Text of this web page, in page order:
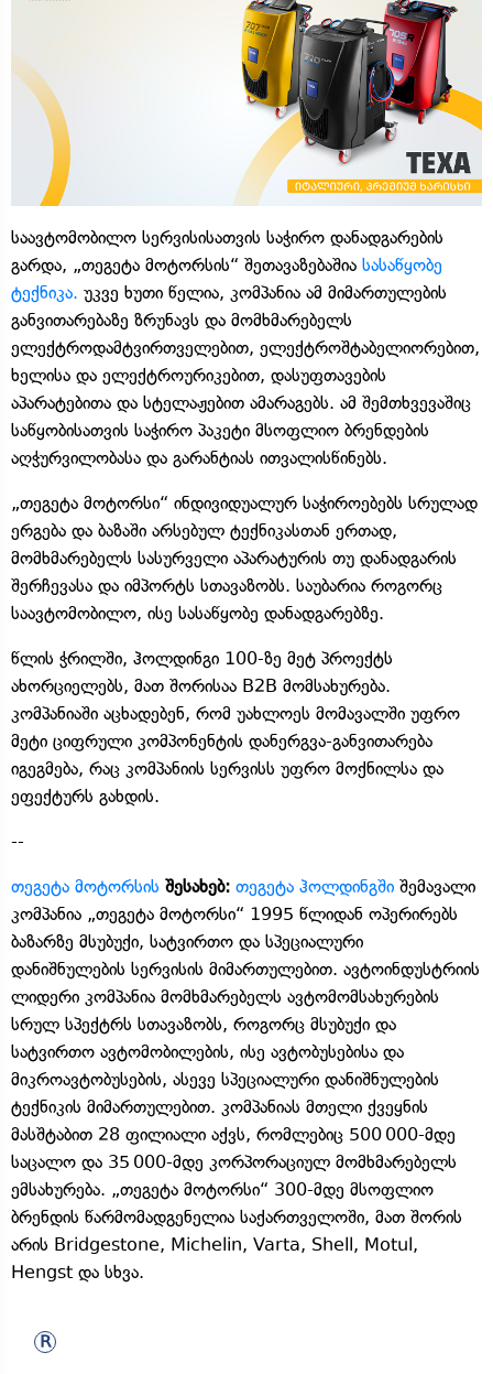
საავტომობილო სერვისისათვის საჭირო დანადგარების
გარდა, „თეგეტა მოტორსის“ შეთავაზებაშია სასაწყობე
ტექნიკა. უკვე ხუთი წელია, კომპანია ამ მიმართულების
განვითარებაზე ზრუნავს და მომხმარებელს
ელექტროდამტვირთველებით, ელექტროშტაბელიორებით,
ხელისა და ელექტროურიკებით, დასუფთავების
აპარატებითა და სტელაჟებით ამარაგებს. ამ შემთხვევაშიც
საწყობისათვის საჭირო პაკეტი მსოფლიო ბრენდების
აღჭურვილობასა და გარანტიას ითვალისწინებს.
„თეგეტა მოტორსი“ ინდივიდუალურ საჭიროებებს სრულად
ერგება და ბაზაში არსებულ ტექნიკასთან ერთად,
მომხმარებელს სასურველი აპარატურის თუ დანადგარის
შერჩევასა და იმპორტს სთავაზობს. საუბარია როგორც
საავტომობილო, ისე სასაწყობე დანადგარებზე.
წლის ჭრილში, ჰოლდინგი 100-ზე მეტ პროექტს
ახორციელებს, მათ შორისაა B2B მომსახურება.
კომპანიაში აცხადებენ, რომ უახლოეს მომავალში უფრო
მეტი ციფრული კომპონენტის დანერგვა-განვითარება
იგეგმება, რაც კომპანიის სერვისს უფრო მოქნილსა და
ეფექტურს გახდის.
--
თეგეტა მოტორსის შესახებ: თეგეტა ჰოლდინგში შემავალი
კომპანია „თეგეტა მოტორსი“ 1995 წლიდან ოპერირებს
ბაზარზე მსუბუქი, სატვირთო და სპეციალური
დანიშნულების სერვისის მიმართულებით. ავტოინდუსტრიის
ლიდერი კომპანია მომხმარებელს ავტომომსახურების
სრულ სპექტრს სთავაზობს, როგორც მსუბუქი და
სატვირთო ავტომობილების, ისე ავტობუსებისა და
მიკროავტობუსების, ასევე სპეციალური დანიშნულების
ტექნიკის მიმართულებით. კომპანიას მთელი ქვეყნის
მასშტაბით 28 ფილიალი აქვს, რომლებიც 500 000-მდე
საცალო და 35 000-მდე კორპორაციულ მომხმარებელს
ემსახურება. „თეგეტა მოტორსი“ 300-მდე მსოფლიო
ბრენდის წარმომადგენელია საქართველოში, მათ შორის
არის Bridgestone, Michelin, Varta, Shell, Motul,
Hengst და სხვა.